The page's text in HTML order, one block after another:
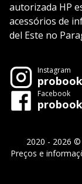
autorizada HP
acessórios de
del Este no
Instagram
Facebook
2020 - 2026
Preços e